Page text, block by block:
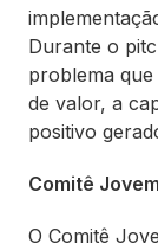
Durante o
problema
de valor, a
positivo
Comitê Jovem
O Comitê